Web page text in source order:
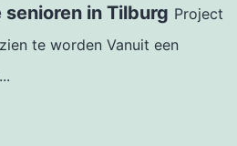
in Tilburg Project
te worden Vanuit een